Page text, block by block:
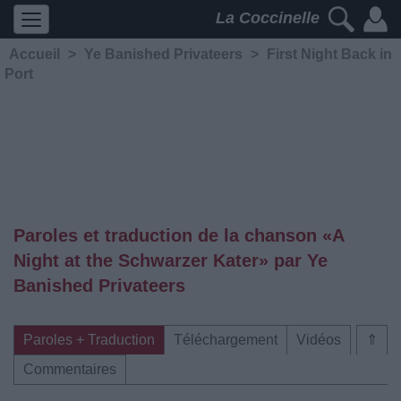
La Coccinelle
Accueil > Ye Banished Privateers >
First Night Back in
Port
Paroles et traduction de la chanson «A
Night at the Schwarzer Kater» par Ye
Banished Privateers
⇑
Paroles + Traduction Téléchargement
Vidéos
Commentaires